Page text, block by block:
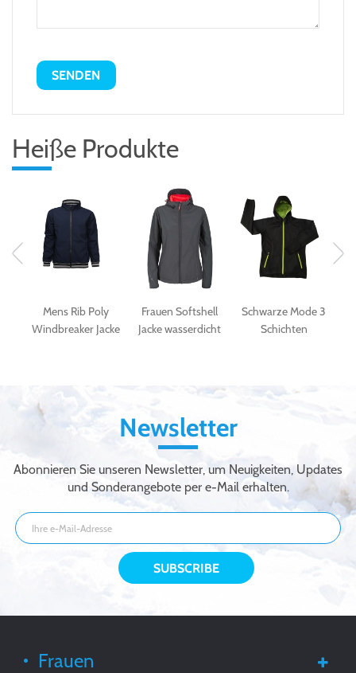
Heiße Produkte
Mens Rib Poly
Windbreaker Jacke
Frauen Softshell
Jacke wasserdicht
Schwarze Mode 3
Schichten
Newsletter
Abonnieren Sie unseren Newsletter, um Neuigkeiten, Updates
und Sonderangebote per e-Mail erhalten.
Frauen